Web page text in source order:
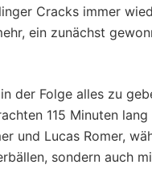
Cracks immer
ein zunächst
der Folge alles zu
115 Minuten
und Lucas Romer,
sondern auch